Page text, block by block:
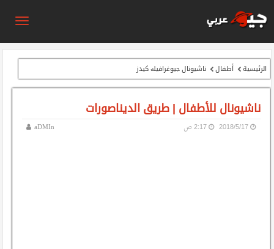
الرئيسية أطفال ناشيونال جيوغرافيك كيدز
ناشيونال للأطفال | طريق الديناصورات
aDMIn 17‏/5‏/2018 2:17 ص